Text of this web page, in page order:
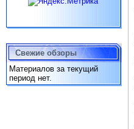
Свежие обзоры
Материалов за текущий
период нет.